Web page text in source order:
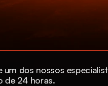
dos nossos
de 24 horas.